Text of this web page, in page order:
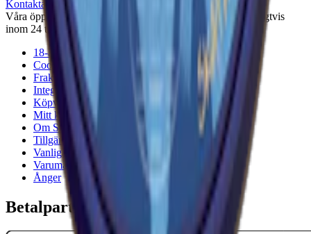
Kontakta oss
Våra öppettider är: Alla dagar 08:00 - 18:00 Vi svarar vanligtvis
inom 24 timmar på vardagar.
18-årsgräns
Cookiepolicy
Frakt- och leveransvillkor
Integritetspolicy
Köpvillkor
Mitt konto
Om Snuset.se
Tillgänglighetsredogörelse
Vanliga frågor
Varumärken
Ånger
Betalpartner